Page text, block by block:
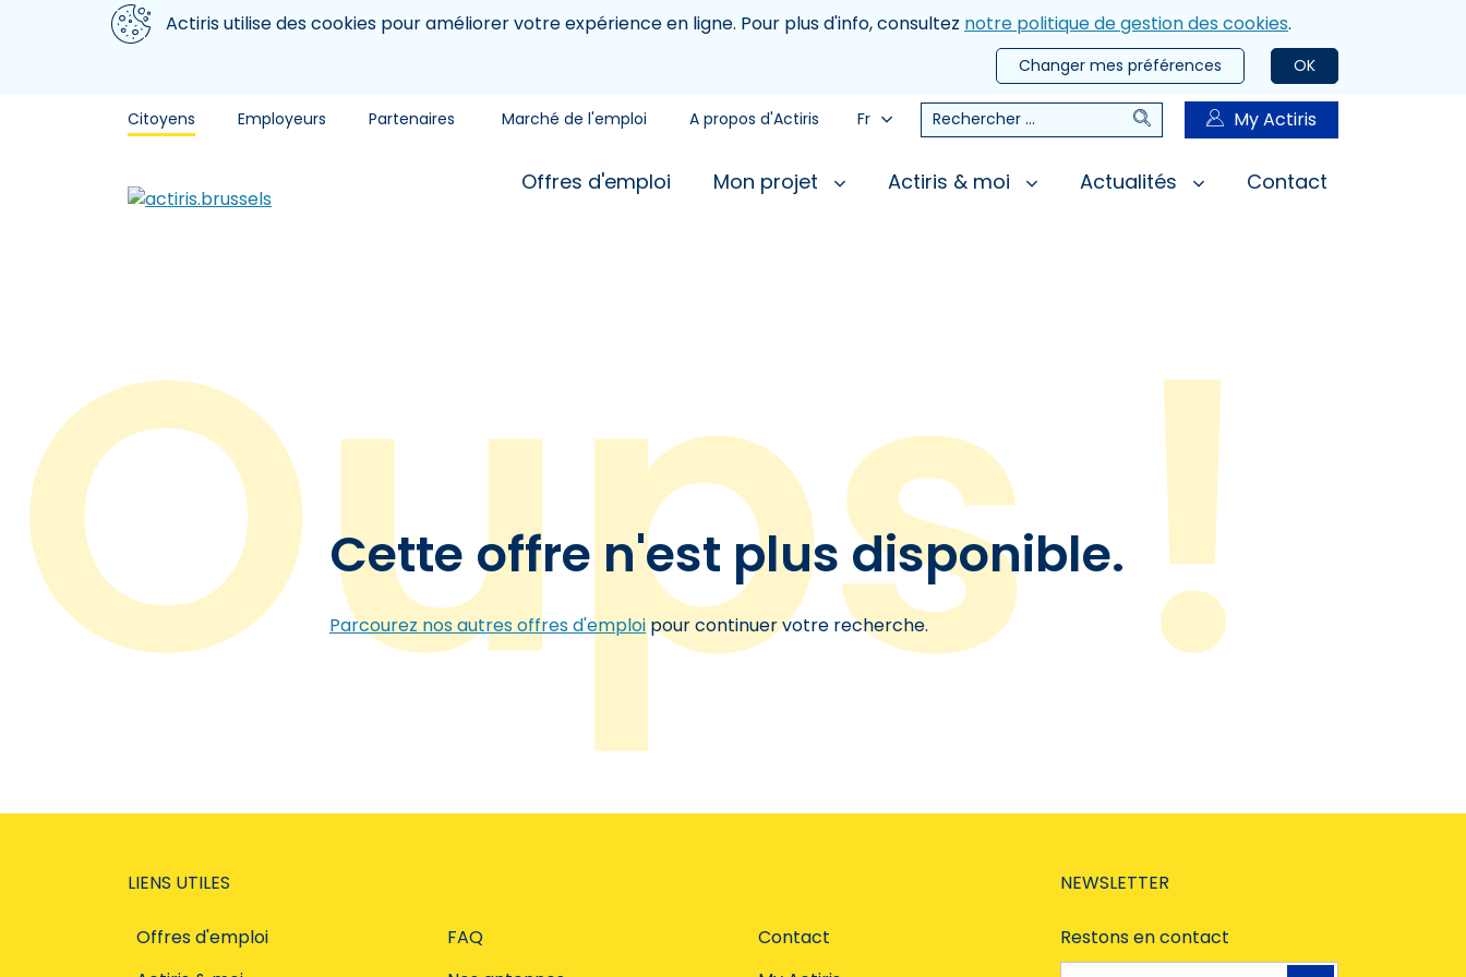
Aller au contenu principal
Nous utilisons des cookiesActiris utilise des cookies pour améliorer votre expérience en ligne. Pour plus d'info, consultez notre politique de gestion des cookies.
OK
Changer mes préférences
Citoyens Employeurs Partenaires Marché de l'emploi A propos d'Actiris Fr Rechercher RechercherMy Actiris
Offres d'emploi Mon projet Actiris & moi Actualités Contact
Cette offre n'est plus disponible.
Parcourez nos autres offres d'emploipour continuer votre recherche.
LIENS UTILES
Offres d'emploi
FAQ
Contact
NEWSLETTER
Restons en contact